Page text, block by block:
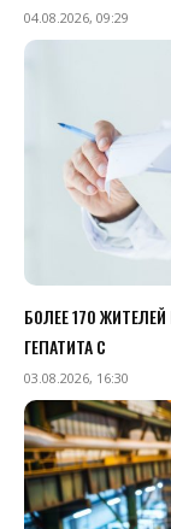
04.08.2026, 09:29
БОЛЕЕ 170
ГЕПАТИТА С
03.08.2026, 16:30